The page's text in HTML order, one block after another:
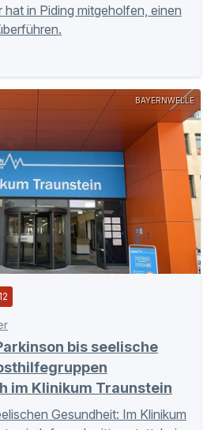
hat in Piding mitgeholfen, einen
BAYERNWELLE
bis seelische
im Klinikum Traunstein
Gesundheit: Im Klinikum